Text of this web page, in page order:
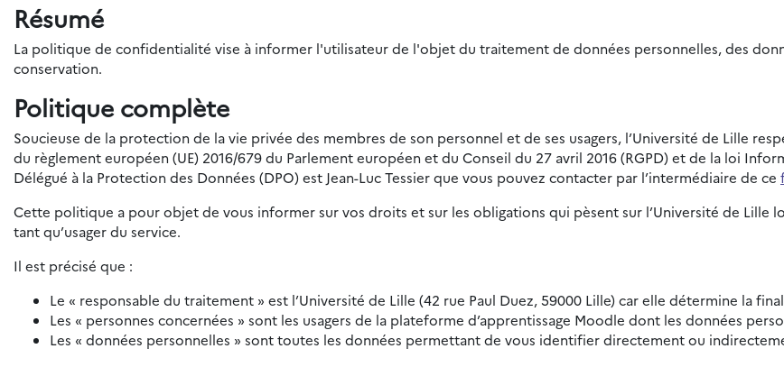
Résumé
La politique de confidentialité vise à informer l'utilisateur de l'objet du traitement de données personnelles, des
conservation.
Politique complète
Soucieuse de la protection de la vie privée des membres de son personnel et de ses usagers, l’Université de Lille
du règlement européen (UE) 2016/679 du Parlement européen et du Conseil du 27 avril 2016 (RGPD) et de la loi
Délégué à la Protection des Données (DPO) est Jean-Luc Tessier que vous pouvez contacter par l’intermédiaire de ce
Cette politique a pour objet de vous informer sur vos droits et sur les obligations qui pèsent sur l’Université de Lille
tant qu’usager du service.
Il est précisé que :
Le « responsable du traitement » est l’Université de Lille (42 rue Paul Duez, 59000 Lille) car elle détermine la
Les « personnes concernées » sont les usagers de la plateforme d’apprentissage Moodle dont les données
Les « données personnelles » sont toutes les données permettant de vous identifier directement ou